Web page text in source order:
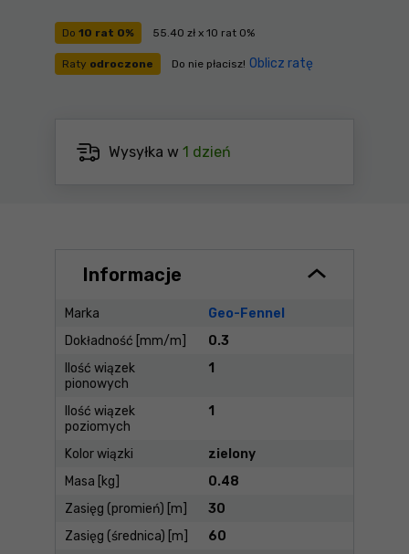
Do 10 rat 0% 55.40 zł x 10 rat 0%
Raty odroczone Do nie płacisz! Oblicz ratę
Wysyłka w 1 dzień
Informacje
Marka
Geo-Fennel
Dokładność [mm/m]
0.3
Ilość wiązek
pionowych
1
Ilość wiązek
poziomych
1
Kolor wiązki
zielony
Masa [kg]
0.48
Zasięg (promień) [m]
30
Zasięg (średnica) [m]
60